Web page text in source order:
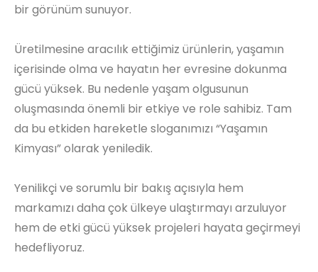
bir görünüm sunuyor.
Üretilmesine aracılık ettiğimiz ürünlerin, yaşamın
içerisinde olma ve hayatın her evresine dokunma
gücü yüksek. Bu nedenle yaşam olgusunun
oluşmasında önemli bir etkiye ve role sahibiz. Tam
da bu etkiden hareketle sloganımızı “Yaşamın
Kimyası” olarak yeniledik.
Yenilikçi ve sorumlu bir bakış açısıyla hem
markamızı daha çok ülkeye ulaştırmayı arzuluyor
hem de etki gücü yüksek projeleri hayata geçirmeyi
hedefliyoruz.